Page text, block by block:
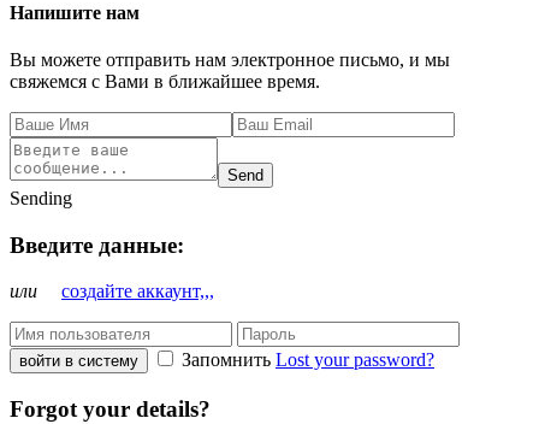
Напишите нам
Вы можете отправить нам электронное письмо, и мы
свяжемся с Вами в ближайшее время.
Send
Sending
Введите данные:
или создайте аккаунт,,,
войти в систему Запомнить Lost your password?
Forgot your details?